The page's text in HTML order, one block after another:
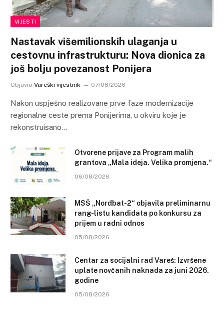
VIJESTI
Nastavak višemilionskih ulaganja u
cestovnu infrastrukturu: Nova dionica za
još bolju povezanost Ponijera
Objavio Vareški vijestnik 07/08/2026
Nakon uspješno realizovane prve faze modernizacije
regionalne ceste prema Ponijerima, u okviru koje je
rekonstruisano…
Otvorene prijave za Program malih
grantova „Mala ideja. Velika promjena.“
06/08/2026
MSŠ „Nordbat-2“ objavila preliminarnu
rang-listu kandidata po konkursu za
prijem u radni odnos
05/08/2026
Centar za socijalni rad Vareš: Izvršene
uplate novčanih naknada za juni 2026.
godine
05/08/2026